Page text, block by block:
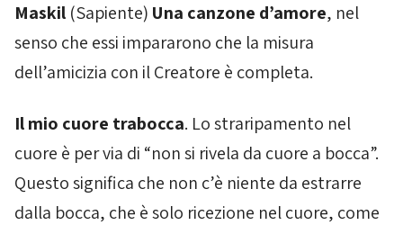
Maskil (Sapiente) Una canzone d’amore, nel
senso che essi impararono che la misura
dell’amicizia con il Creatore è completa.
Il mio cuore trabocca. Lo straripamento nel
cuore è per via di “non si rivela da cuore a bocca”.
Questo significa che non c’è niente da estrarre
dalla bocca, che è solo ricezione nel cuore, come